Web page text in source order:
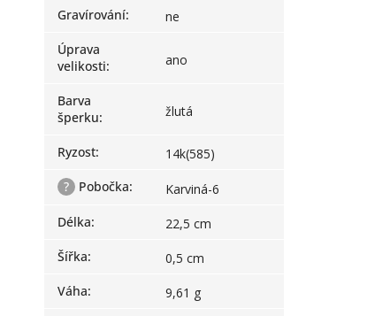
Gravírování:
ne
Úprava
velikosti: ano
Barva
šperku: žlutá
Ryzost:
14k(585)
?
Pobočka:
Karviná-6
Délka:
22,5 cm
Šířka:
0,5 cm
Váha:
9,61 g